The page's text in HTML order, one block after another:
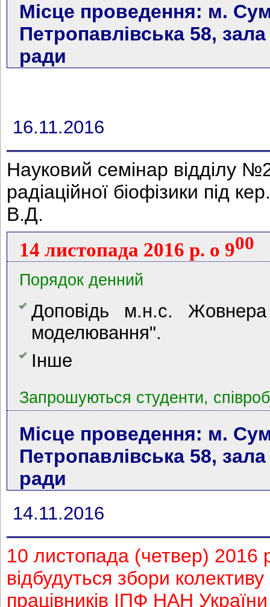
Місце проведення: м.
Петропавлівська 58, зала
ради
16.11.2016
Науковий семінар відділу
радіаційної біофізики під
В.Д.
14 листопада 2016 р. о 900
Порядок денний
Доповідь м.н.с.
моделювання".
Інше
Запрошуються студенти,
Місце проведення: м.
Петропавлівська 58, зала
ради
14.11.2016
10 листопада (четвер) 2016
відбудуться збори
працівників ІПФ НАН України